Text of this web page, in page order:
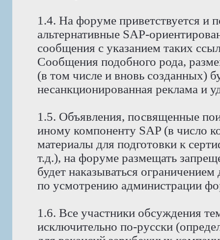
1.4. На форуме приветствуется и
альтернативные SAP-
сообщения с указанием таких
Сообщения подобного рода,
(в том числе и вновь созданных)
несанкционированная реклама и
1.5. Объявления, посвященные
иному компоненту SAP (в число
материалы для подготовки к
т.д.), на форуме размещать
будет наказываться
по усмотрению администрации
1.6. Все участники обсуждения
исключительно по-русски